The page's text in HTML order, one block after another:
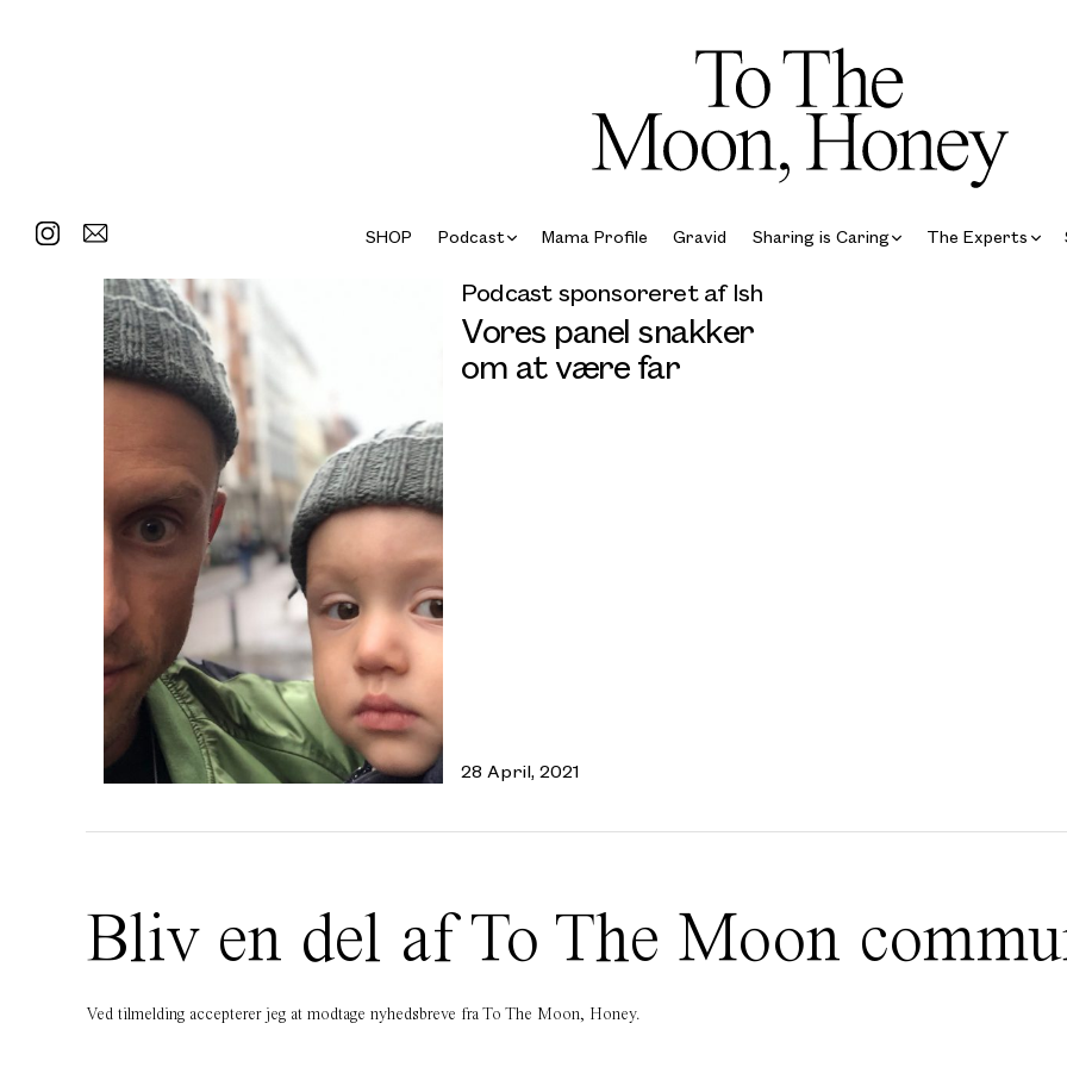
SHOP Podcast Mama Profile Gravid Sharing is Caring The Experts
Podcast sponsoreret af Ish
Vores panel snakker
om at være far
28 April, 2021
Bliv en del af To The Moon
Ved tilmelding accepterer jeg at modtage nyhedsbreve fra To The Moon, Honey.